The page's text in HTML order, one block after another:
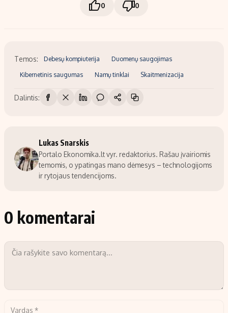
0 0
Temos: Debesų kompiuterija Duomenų saugojimas
Kibernetinis saugumas Namų tinklai Skaitmenizacija
Dalintis:
Lukas Snarskis
Portalo Ekonomika.lt vyr. redaktorius. Rašau įvairiomis
temomis, o ypatingas mano dėmesys – technologijoms
ir rytojaus tendencijoms.
0 komentarai